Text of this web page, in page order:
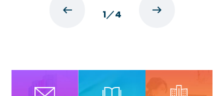
1／4